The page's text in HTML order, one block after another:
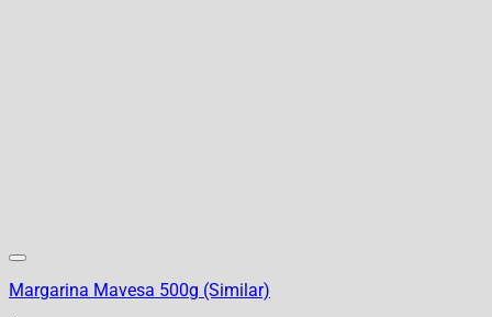
Margarina Mavesa 500g (Similar)